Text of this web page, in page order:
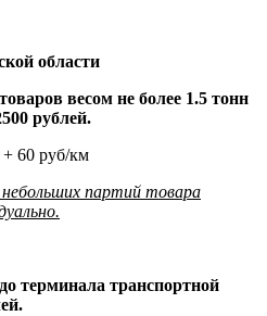
области
весом не более 1.5 тонн
рублей.
60 руб/км
партий товара
терминала транспортной